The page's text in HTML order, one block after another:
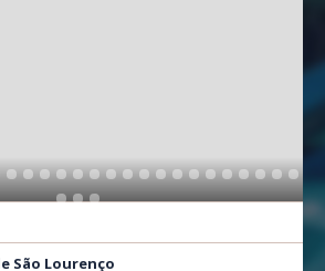
São Lourenço